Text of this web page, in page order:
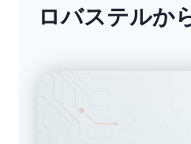
ロバステルか